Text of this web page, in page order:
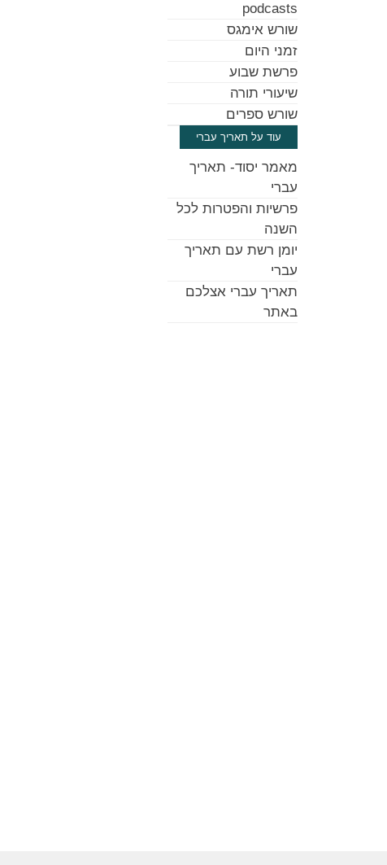
podcasts
שורש אימגס
זמני היום
פרשת שבוע
שיעורי תורה
שורש ספרים
עוד על תאריך עברי
מאמר יסוד- תאריך
עברי
פרשיות והפטרות לכל
השנה
יומן רשת עם תאריך
עברי
תאריך עברי אצלכם
באתר